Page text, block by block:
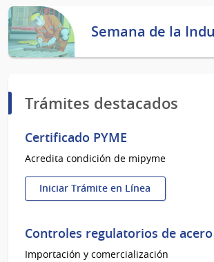
Semana de la
Trámites destacados
Certificado PYME
Acredita condición de mipyme
Iniciar Trámite en Línea
:
PYME
Controles regulatorios de acero
Importación y comercialización